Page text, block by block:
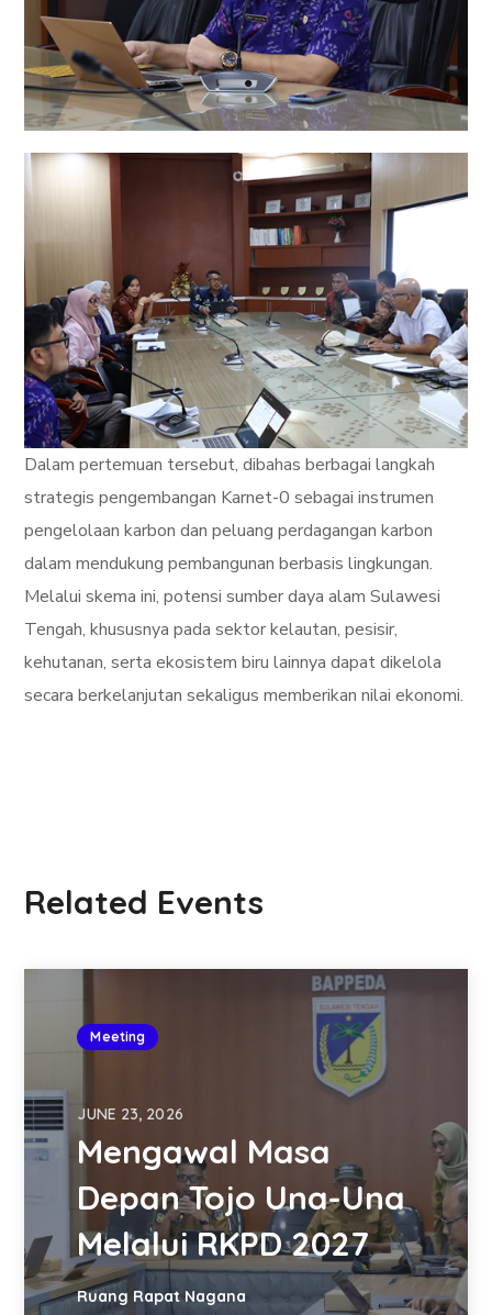
Dalam pertemuan tersebut, dibahas berbagai langkah
strategis pengembangan Karnet-0 sebagai instrumen
pengelolaan karbon dan peluang perdagangan karbon
dalam mendukung pembangunan berbasis lingkungan.
Melalui skema ini, potensi sumber daya alam Sulawesi
Tengah, khususnya pada sektor kelautan, pesisir,
kehutanan, serta ekosistem biru lainnya dapat dikelola
secara berkelanjutan sekaligus memberikan nilai ekonomi.
Related Events
Meeting
JUNE 23, 2026
Mengawal Masa
Depan Tojo Una-Una
Melalui RKPD 2027
Ruang Rapat Nagana